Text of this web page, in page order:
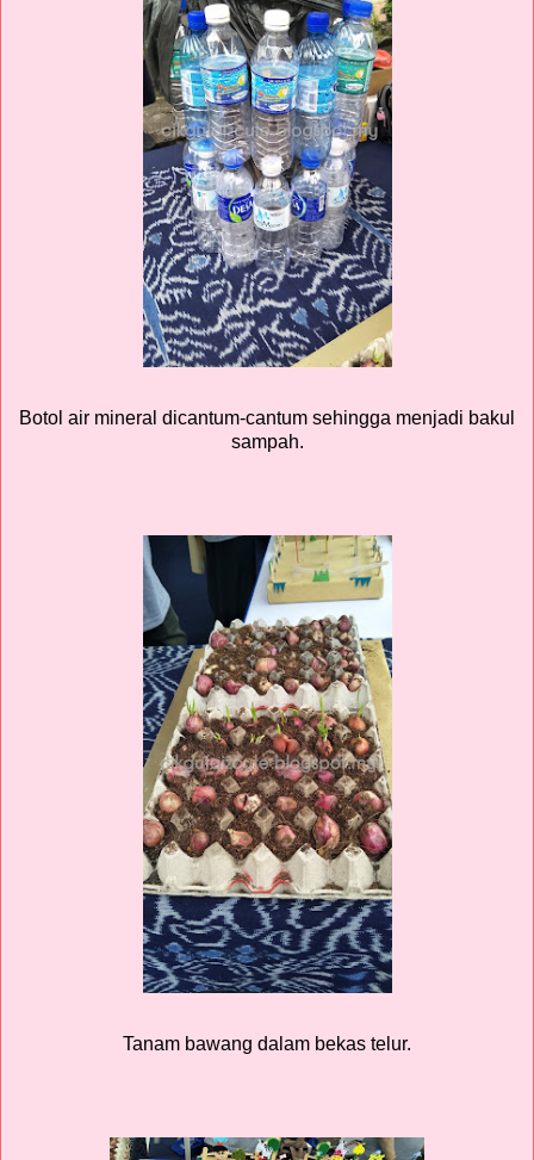
Botol air mineral dicantum-cantum sehingga menjadi bakul
sampah.
Tanam bawang dalam bekas telur.